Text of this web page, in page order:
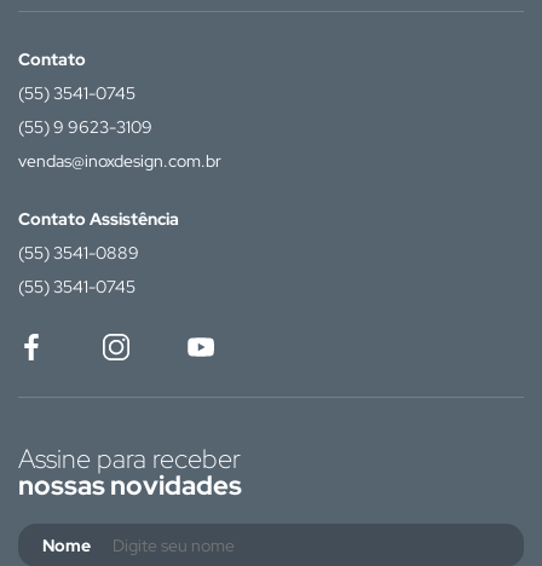
Contato
(55) 3541-0745
(55) 9 9623-3109
vendas@inoxdesign.com.br
Contato Assistência
(55) 3541-0889
(55) 3541-0745
Assine para receber
nossas novidades
Nome